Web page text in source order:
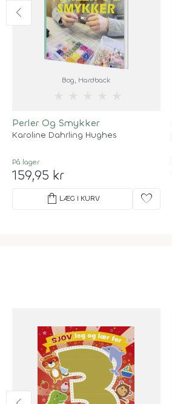
Bog, Hardback
Perler Og Smykker
Karoline Dahrling Hughes
På lager
159,95 kr
shopping_bag LÆG I KURV favorite